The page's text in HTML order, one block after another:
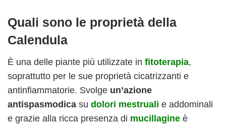
Quali sono le proprietà della
Calendula
È una delle piante più utilizzate in fitoterapia,
soprattutto per le sue proprietà cicatrizzanti e
antinfiammatorie. Svolge un’azione
antispasmodica su dolori mestruali e addominali
e grazie alla ricca presenza di mucillagine è